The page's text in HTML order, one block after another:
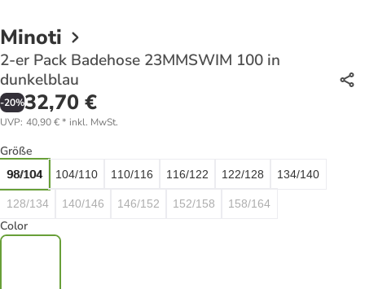
Minoti
2-er Pack Badehose 23MMSWIM 100 in
dunkelblau
-20%32,70 €
UVP: 40,90 €* inkl. MwSt.
Größe
98/104 104/110 110/116 116/122 122/128 134/140
128/134 140/146 146/152 152/158 158/164
Color